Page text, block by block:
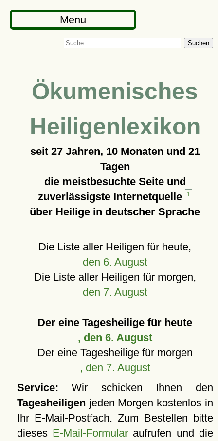
Menu
Suchen
Ökumenisches
Heiligenlexikon
seit 27 Jahren, 10 Monaten und 21
Tagen
die meistbesuchte Seite und
zuverlässigste Internetquelle
1
über Heilige in deutscher Sprache
Die Liste aller Heiligen für heute,
den 6. August
Die Liste aller Heiligen für morgen,
den 7. August
Der eine Tagesheilige für heute
, den 6. August
Der eine Tagesheilige für morgen
, den 7. August
Service: Wir schicken Ihnen den
Tagesheiligen jeden Morgen kostenlos in
Ihr E-Mail-Postfach. Zum Bestellen bitte
dieses E-Mail-Formular aufrufen und die